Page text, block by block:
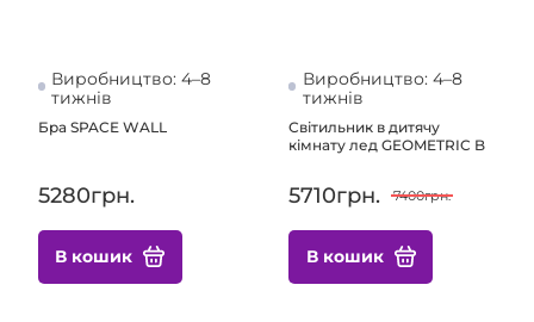
Виробництво: 4–8
тижнів
Бра SPACE WALL
5280грн.
В кошик
Виробництво: 4–8
тижнів
Світильник в дитячу
кімнату лед GEOMETRIC B
5710грн. 7400грн.
В кошик